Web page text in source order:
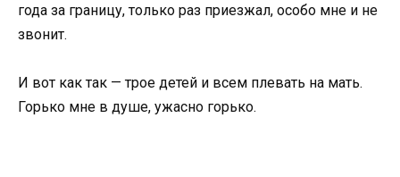
года за границу, только раз приезжал, особо мне и не
звонит.
И вот как так — трое детей и всем плевать на мать.
Горько мне в душе, ужасно горько.